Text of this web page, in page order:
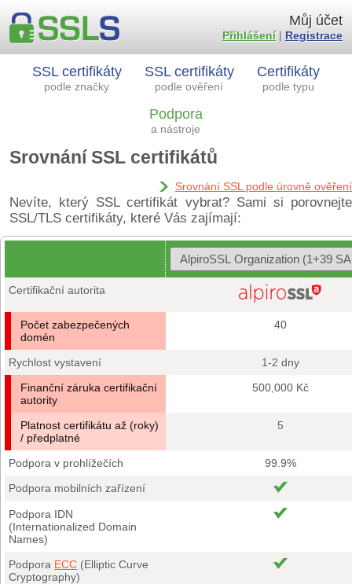
SSL certifikáty
podle značky
SSL certifikáty
podle ověření
Certifikáty
podle typu
Podpora
a nástroje
Můj účet
Přihlášení| Registrace
Srovnání SSL certifikátů
Srovnání SSL podle úrovně ověření
Nevíte, který SSL certifikát vybrat? Sami si porovnejte
SSL/TLS certifikáty, které Vás zajímají:
Certifikační autorita
Počet zabezpečených
domén
40
Rychlost vystavení
1-2 dny
Finanční záruka certifikační
autority
500,000 Kč
Platnost certifikátu až (roky)
/ předplatné
5
Podpora v prohlížečích
99.9%
Podpora mobilních zařízení
Podpora IDN
(Internationalized Domain
Names)
Podpora ECC (Elliptic Curve
Cryptography)